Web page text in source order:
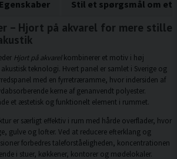
Egenskaber Stil et spørgsmål om et
– Hjort på akvarel for mere stille
Hjort på akvarelkombinerer et motiv i høj
teknologi. Hvert panel er samlet i Sverige og
med en fyrretræramme, hvor indersiden af
kerne af genanvendt polyester.
et æstetisk og funktionelt element i rummet.
er særligt effektiv i rum med hårde overflader, hvor
gulve og lofter. Ved at reducere efterklang og
forbedres taleforståeligheden, koncentrationen
i stuer, køkkener, kontorer og mødelokaler.